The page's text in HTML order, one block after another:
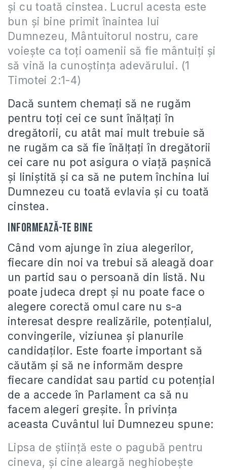
şi cu toată cinstea. Lucrul acesta este
bun şi bine primit înaintea lui
Dumnezeu, Mântuitorul nostru, care
voieşte ca toţi oamenii să fie mântuiţi şi
să vină la cunoştinţa adevărului. (1
Timotei 2:1-4)
Dacă suntem chemaţi să ne rugăm
pentru toţi cei ce sunt înălţaţi în
dregătorii, cu atât mai mult trebuie să
ne rugăm ca să fie înălţaţi în dregătorii
cei care nu pot asigura o viaţă paşnică
şi liniştită şi ca să ne putem închina lui
Dumnezeu cu toată evlavia şi cu toată
cinstea.
Informează-te bine
Când vom ajunge în ziua alegerilor,
fiecare din noi va trebui să aleagă doar
un partid sau o persoană din listă. Nu
poate judeca drept şi nu poate face o
alegere corectă omul care nu s-a
interesat despre realizările, potenţialul,
convingerile, viziunea şi planurile
candidaţilor. Este foarte important să
căutăm şi să ne informăm despre
fiecare candidat sau partid cu potenţial
de a accede în Parlament ca să nu
facem alegeri greşite. În privinţa
aceasta Cuvântul lui Dumnezeu spune:
Lipsa de ştiinţă este o pagubă pentru
cineva, şi cine aleargă neghiobeşte